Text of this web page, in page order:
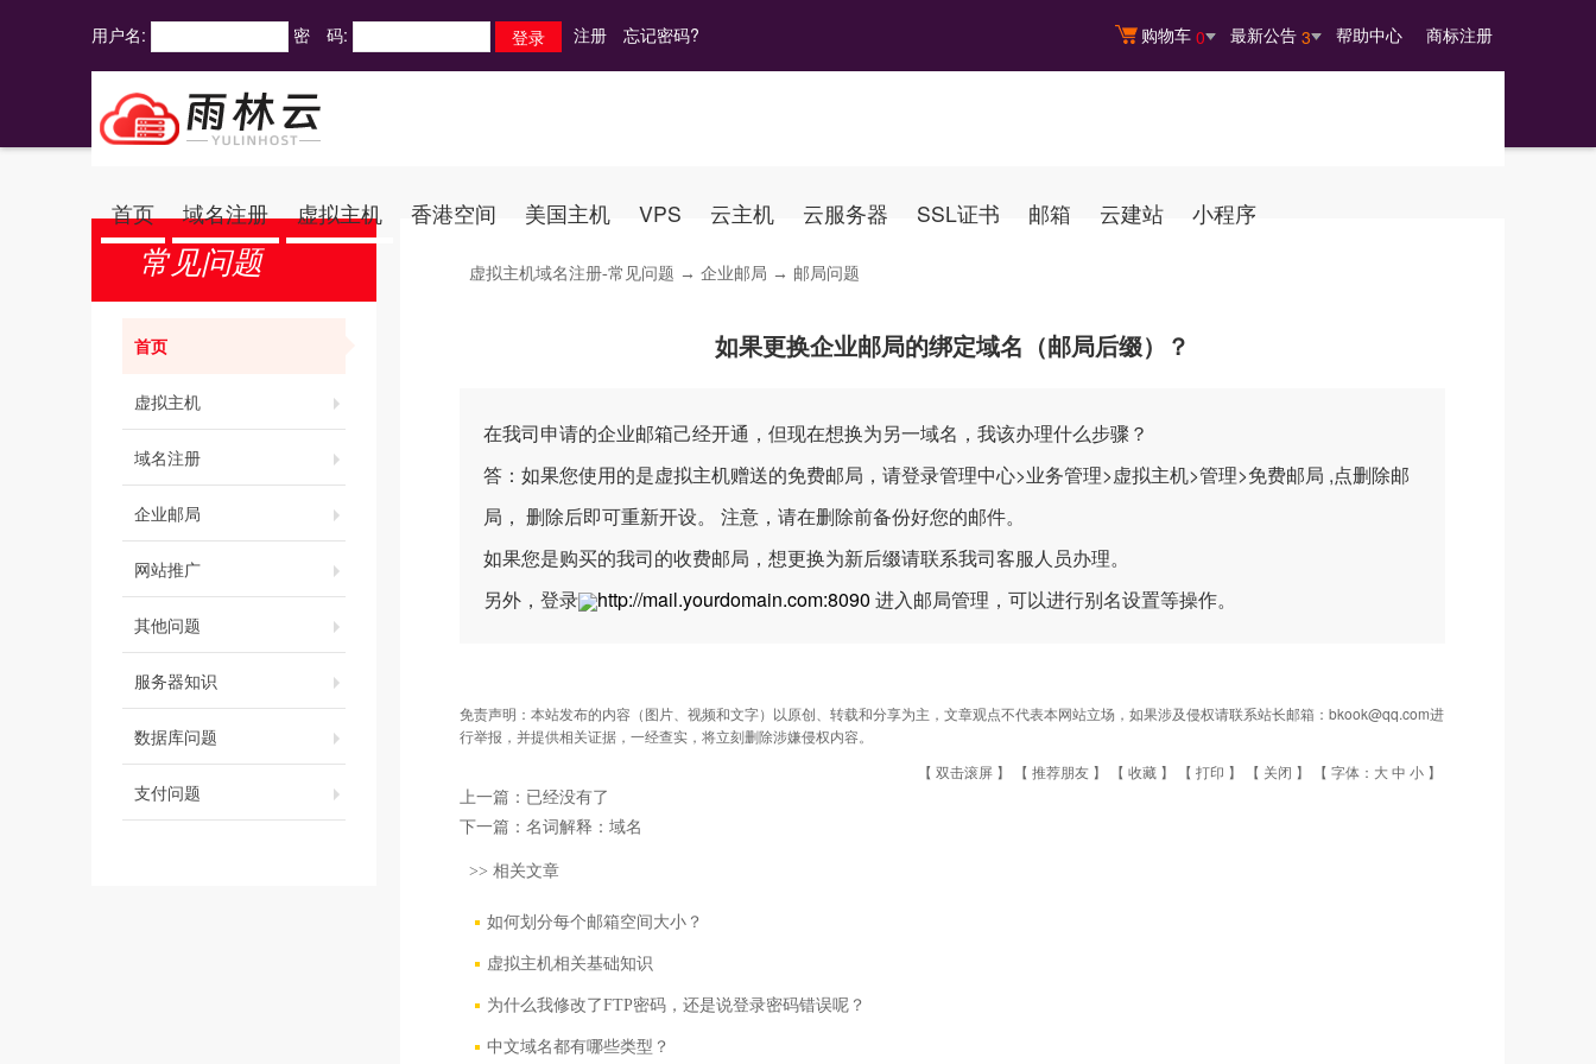
购物车 0 最新公告 3 帮助中心 商标注册
用户名: 密 码: 注册 忘记密码?
首页 域名注册 虚拟主机 香港空间 美国主机 VPS 云主机 云服务器 SSL证书 邮箱 云建站 小程序
常见问题
首页
虚拟主机
域名注册
企业邮局
网站推广
其他问题
服务器知识
数据库问题
支付问题
虚拟主机域名注册-常见问题 → 企业邮局 → 邮局问题
如果更换企业邮局的绑定域名（邮局后缀）？
在我司申请的企业邮箱己经开通，但现在想换为另一域名，我该办理什么步骤？
答：如果您使用的是虚拟主机赠送的免费邮局，请登录管理中心>业务管理>虚拟主机>管理>免费邮局 ,点删除邮
局， 删除后即可重新开设。 注意，请在删除前备份好您的邮件。
如果您是购买的我司的收费邮局，想更换为新后缀请联系我司客服人员办理。
另外，登录
http://mail.yourdomain.com:8090 进入邮局管理，可以进行别名设置等操作。
免责声明：本站发布的内容（图片、视频和文字）以原创、转载和分享为主，文章观点不代表本网站立场，如果涉及侵权请联系站长邮箱：bkook@qq.com进
行举报，并提供相关证据，一经查实，将立刻删除涉嫌侵权内容。
【 双击滚屏 】 【 推荐朋友 】 【 收藏 】 【 打印 】 【 关闭 】 【 字体： 大中 小 】
上一篇：已经没有了
下一篇： 名词解释：域名
>> 相关文章
如何划分每个邮箱空间大小？
虚拟主机相关基础知识
为什么我修改了FTP密码，还是说登录密码错误呢？
中文域名都有哪些类型？